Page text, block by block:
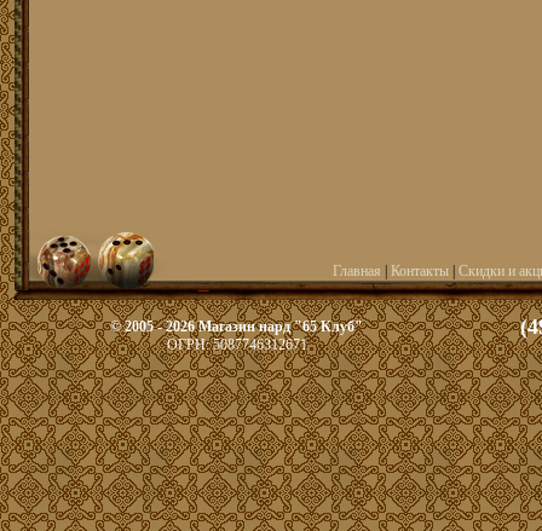
Главная Контакты| Скидки и
© 2005 - 2026 Магазин нард "65 Клуб"
ОГРН: 5087746312671